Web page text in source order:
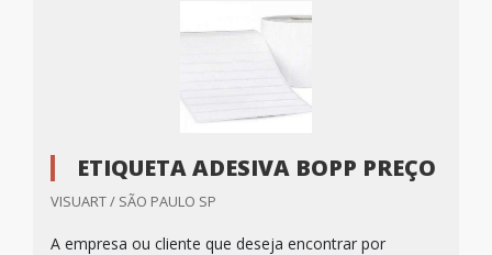
ETIQUETA ADESIVA BOPP PREÇO
VISUART / SÃO PAULO SP
A empresa ou cliente que deseja encontrar por